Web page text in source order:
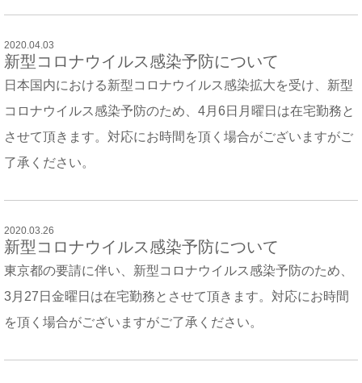
2020.04.03
新型コロナウイルス感染予防について
日本国内における新型コロナウイルス感染拡大を受け、新型
コロナウイルス感染予防のため、4月6日月曜日は在宅勤務と
させて頂きます。対応にお時間を頂く場合がございますがご
了承ください。
2020.03.26
新型コロナウイルス感染予防について
東京都の要請に伴い、新型コロナウイルス感染予防のため、
3月27日金曜日は在宅勤務とさせて頂きます。対応にお時間
を頂く場合がございますがご了承ください。